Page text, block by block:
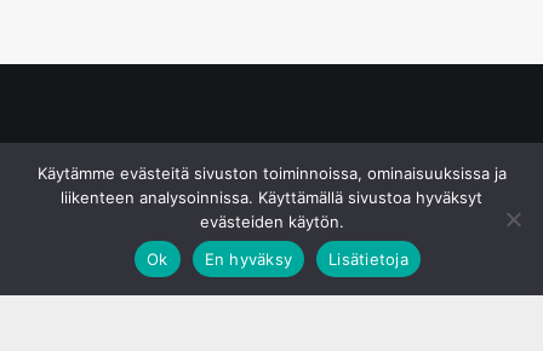
Käytämme evästeitä sivuston toiminnoissa, ominaisuuksissa ja
liikenteen analysoinnissa. Käyttämällä sivustoa hyväksyt
evästeiden käytön.
Ok
En hyväksy Lisätietoja